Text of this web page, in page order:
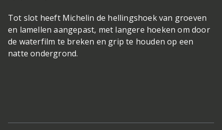
Tot slot heeft Michelin de hellingshoek van groeven
en lamellen aangepast, met langere hoeken om door
de waterfilm te breken en grip te houden op een
natte ondergrond.